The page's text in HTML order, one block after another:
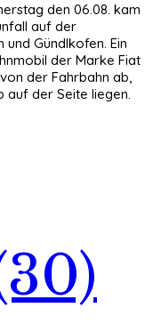
den 06.08. kam
auf der
Gündlkofen. Ein
der Marke Fiat
der Fahrbahn ab,
auf der Seite liegen.